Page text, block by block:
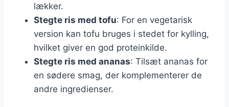
lækker.
Stegte ris med tofu: For en vegetarisk
version kan tofu bruges i stedet for kylling,
hvilket giver en god proteinkilde.
Stegte ris med ananas: Tilsæt ananas for
en sødere smag, der komplementerer de
andre ingredienser.